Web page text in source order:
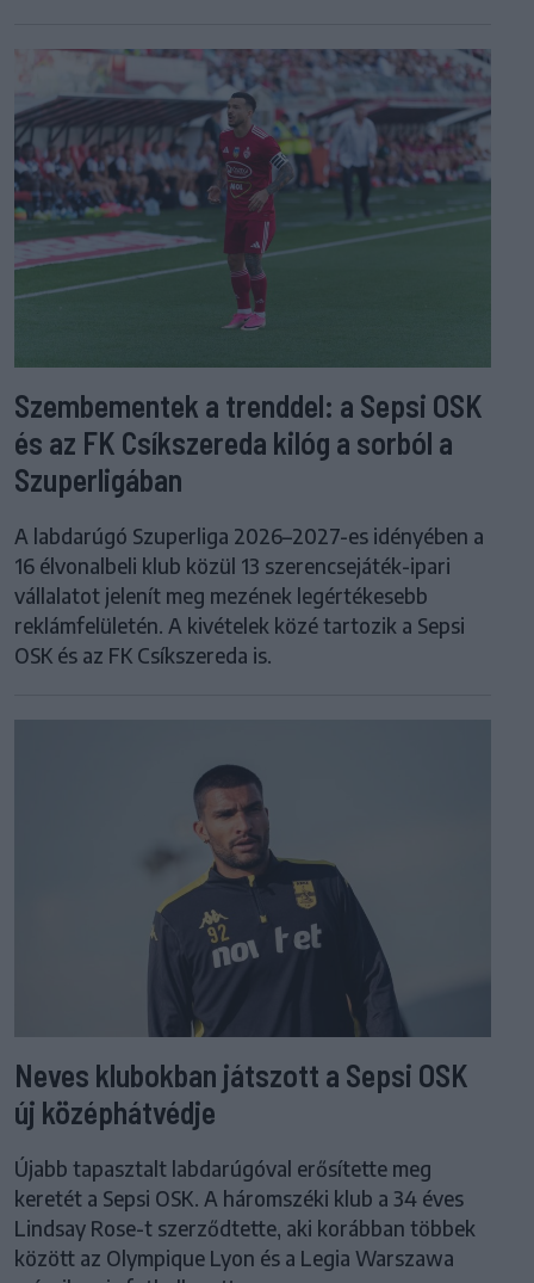
Szembementek a trenddel: a Sepsi OSK
és az FK Csíkszereda kilóg a sorból a
Szuperligában
A labdarúgó Szuperliga 2026–2027-es idényében a
16 élvonalbeli klub közül 13 szerencsejáték-ipari
vállalatot jelenít meg mezének legértékesebb
reklámfelületén. A kivételek közé tartozik a Sepsi
OSK és az FK Csíkszereda is.
Neves klubokban játszott a Sepsi OSK
új középhátvédje
Újabb tapasztalt labdarúgóval erősítette meg
keretét a Sepsi OSK. A háromszéki klub a 34 éves
Lindsay Rose-t szerződtette, aki korábban többek
között az Olympique Lyon és a Legia Warszawa